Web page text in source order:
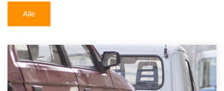
U kunt er ook voor kiezen om direct uw sloopauto te
verkopen en op te laten halen door de Sloopauto
Ophaaldienst van Autosloperijen.nl. Wij kunnen uw
auto gratis ophalen in Arnhem. Neem telefonisch
Alle